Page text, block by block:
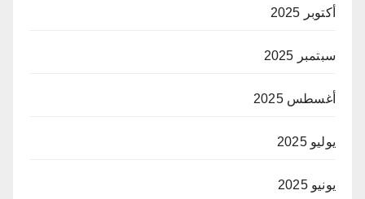
أكتوبر 2025
سبتمبر 2025
أغسطس 2025
يوليو 2025
يونيو 2025